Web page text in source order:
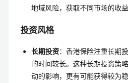
地域风险，获取不同市场的收益
投资风格
长期投资：香港保险注重长期
的时间较长。这种长期投资策
动的影响，更有可能获得较为